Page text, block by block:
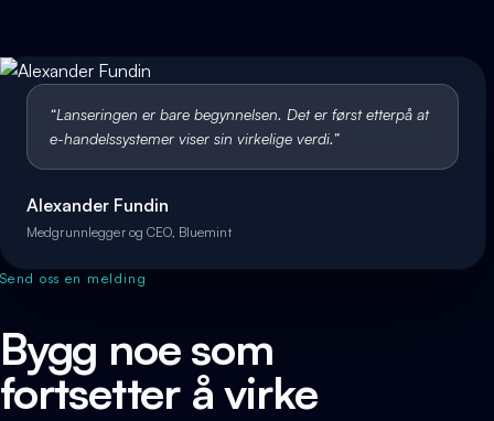
“Lanseringen er bare begynnelsen. Det er først etterpå at
e-handelssystemer viser sin virkelige verdi.”
Alexander Fundin
Medgrunnlegger og CEO, Bluemint
Send oss en melding
Bygg noe som
fortsetter å virke